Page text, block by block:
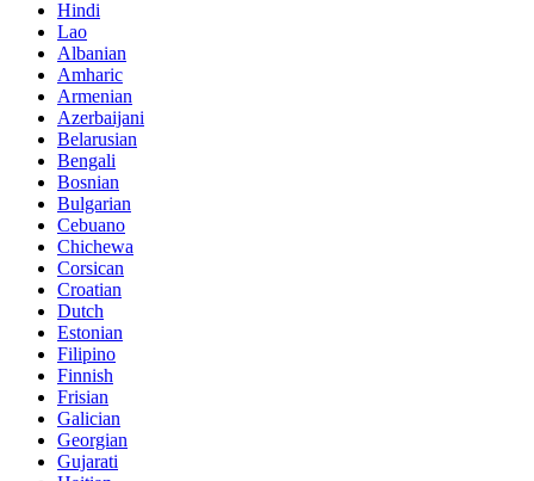
Hindi
Lao
Albanian
Amharic
Armenian
Azerbaijani
Belarusian
Bengali
Bosnian
Bulgarian
Cebuano
Chichewa
Corsican
Croatian
Dutch
Estonian
Filipino
Finnish
Frisian
Galician
Georgian
Gujarati